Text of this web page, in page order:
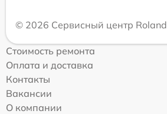
© 2026 Сервисный центр Roland
Стоимость ремонта
Оплата и доставка
Контакты
Вакансии
О компании